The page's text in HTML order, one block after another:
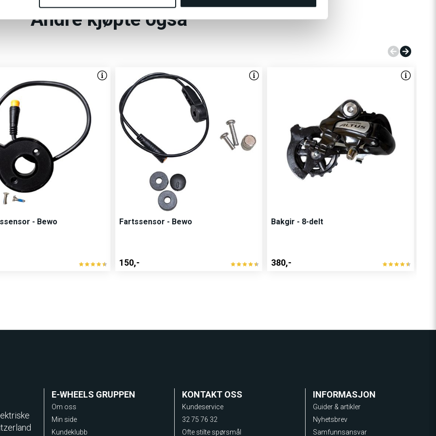
Andre kjøpte også
- Bewo Fartssensor - Bewo
150,-
Bakgir - 8-delt
380,-
E-WHEELS GRUPPEN
Om oss
Min side
Kundeklubb
KONTAKT OSS
Kundeservice
32 75 76 32
Ofte stilte spørsmål
INFORMASJON
Guider & artikler
Nyhetsbrev
Samfunnsansvar